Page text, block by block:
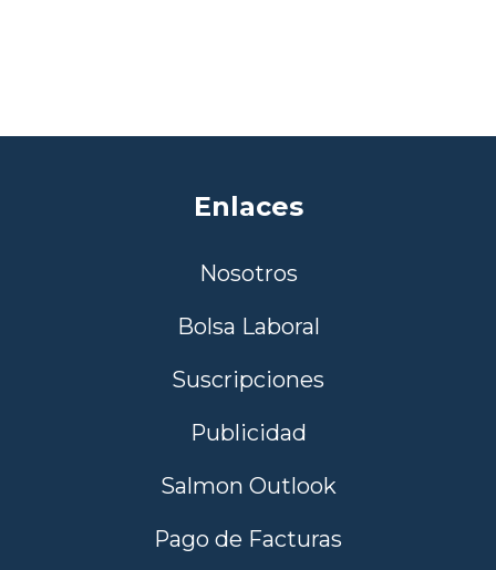
Enlaces
Nosotros
Bolsa Laboral
Suscripciones
Publicidad
Salmon Outlook
Pago de Facturas